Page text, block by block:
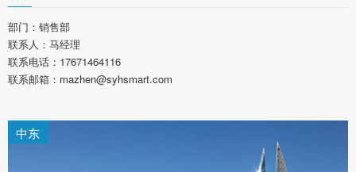
部门：销售部
联系人：马经理
联系电话：17671464116
联系邮箱：mazhen@syhsmart.com
中东